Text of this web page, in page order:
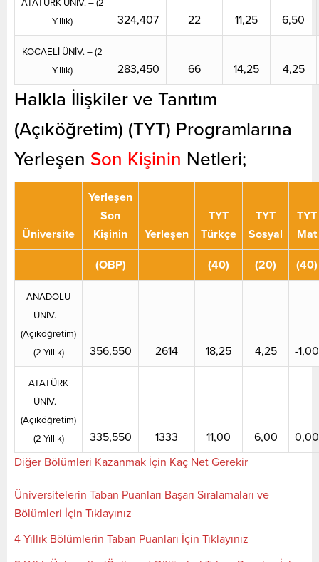
ATATÜRK ÜNİV. – (2
Yıllık)
324,407 22 11,25 6,50
KOCAELİ ÜNİV. – (2
Yıllık)
283,450 66 14,25 4,25
Halkla İlişkiler ve Tanıtım
(Açıköğretim) (TYT) Programlarına
Yerleşen Son Kişinin Netleri;
Üniversite
Yerleşen
Son
Kişinin
Yerleşen
TYT
Türkçe
TYT
Sosyal
TYT
Mat
(OBP) (40) (20) (40)
ANADOLU
ÜNİV. –
(Açıköğretim)
(2 Yıllık)
356,550 2614 18,25 4,25 -1,00
ATATÜRK
ÜNİV. –
(Açıköğretim)
(2 Yıllık)
335,550 1333 11,00 6,00
0,00
Diğer Bölümleri Kazanmak İçin Kaç Net Gerekir
Üniversitelerin Taban Puanları Başarı Sıralamaları ve
Bölümleri İçin Tıklayınız
4 Yıllık Bölümlerin Taban Puanları İçin Tıklayınız